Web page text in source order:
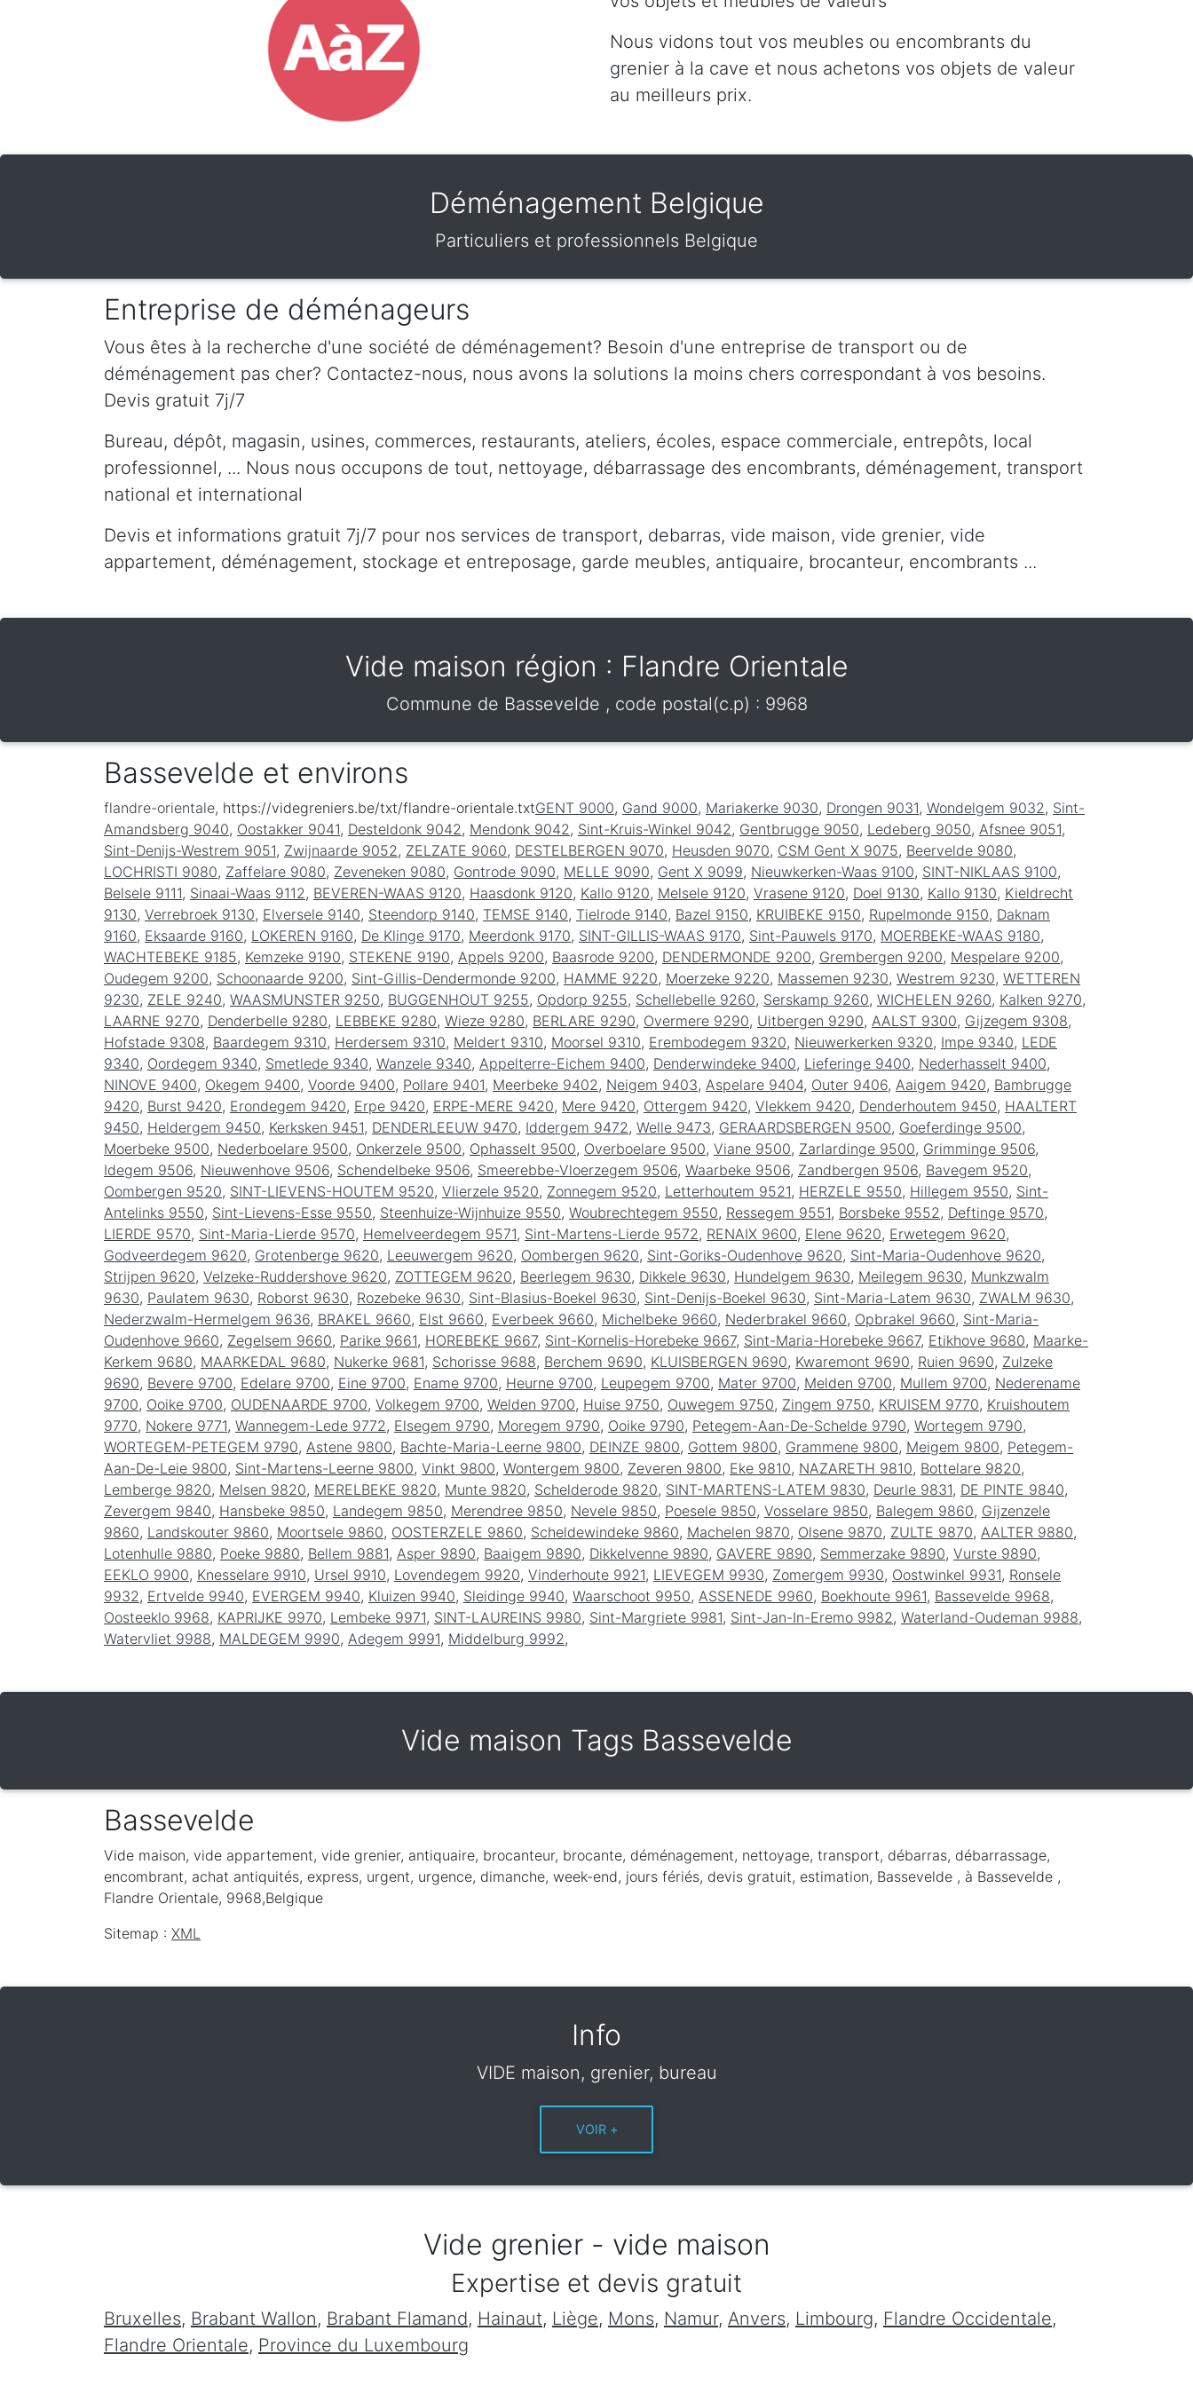
Nous vidons tout vos meubles ou encombrants du
grenier à la cave et nous achetons vos objets de valeur
au meilleurs prix.
Déménagement Belgique
Particuliers et professionnels Belgique
Entreprise de déménageurs
Vous êtes à la recherche d'une société de déménagement? Besoin d'une entreprise de transport ou de
déménagement pas cher? Contactez-nous, nous avons la solutions la moins chers correspondant à vos besoins.
Devis gratuit 7j/7
Bureau, dépôt, magasin, usines, commerces, restaurants, ateliers, écoles, espace commerciale, entrepôts, local
professionnel, ... Nous nous occupons de tout, nettoyage, débarrassage des encombrants, déménagement, transport
national et international
Devis et informations gratuit 7j/7 pour nos services de transport, debarras, vide maison, vide grenier, vide
appartement, déménagement, stockage et entreposage, garde meubles, antiquaire, brocanteur, encombrants ...
Vide maison région : Flandre Orientale
Commune de Bassevelde , code postal(c.p) : 9968
Bassevelde et environs
flandre-orientale, https://videgreniers.be/txt/flandre-orientale.txtGENT 9000, Gand 9000, Mariakerke 9030, Drongen 9031, Wondelgem 9032 , Sint-
Amandsberg 9040, Oostakker 9041, Desteldonk 9042 , Mendonk 9042 , Sint-Kruis-Winkel 9042 , Gentbrugge 9050, Ledeberg 9050, Afsnee 9051,
Sint-Denijs-Westrem 9051, Zwijnaarde 9052 , ZELZATE 9060, DESTELBERGEN 9070, Heusden 9070, CSM Gent X 9075, Beervelde 9080,
LOCHRISTI 9080, Zaffelare 9080, Zeveneken 9080, Gontrode 9090, MELLE 9090, Gent X 9099, Nieuwkerken-Waas 9100, SINT-NIKLAAS 9100,
Belsele 9111, Sinaai-Waas 9112 , BEVEREN-WAAS 9120, Haasdonk 9120, Kallo 9120, Melsele 9120, Vrasene 9120, Doel 9130, Kallo 9130, Kieldrecht
9130, Verrebroek 9130, Elversele 9140, Steendorp 9140, TEMSE 9140, Tielrode 9140, Bazel 9150, KRUIBEKE 9150, Rupelmonde 9150, Daknam
9160, Eksaarde 9160, LOKEREN 9160, De Klinge 9170, Meerdonk 9170, SINT-GILLIS-WAAS 9170, Sint-Pauwels 9170, MOERBEKE-WAAS 9180,
WACHTEBEKE 9185, Kemzeke 9190, STEKENE 9190, Appels 9200, Baasrode 9200, DENDERMONDE 9200, Grembergen 9200, Mespelare 9200,
Oudegem 9200, Schoonaarde 9200, Sint-Gillis-Dendermonde 9200, HAMME 9220, Moerzeke 9220, Massemen 9230, Westrem 9230, WETTEREN
9230, ZELE 9240, WAASMUNSTER 9250, BUGGENHOUT 9255, Opdorp 9255, Schellebelle 9260, Serskamp 9260, WICHELEN 9260, Kalken 9270,
LAARNE 9270, Denderbelle 9280, LEBBEKE 9280, Wieze 9280, BERLARE 9290, Overmere 9290, Uitbergen 9290, AALST 9300, Gijzegem 9308,
Hofstade 9308, Baardegem 9310, Herdersem 9310, Meldert 9310, Moorsel 9310, Erembodegem 9320, Nieuwerkerken 9320, Impe 9340, LEDE
9340, Oordegem 9340, Smetlede 9340, Wanzele 9340, Appelterre-Eichem 9400, Denderwindeke 9400, Lieferinge 9400, Nederhasselt 9400,
NINOVE 9400, Okegem 9400, Voorde 9400, Pollare 9401, Meerbeke 9402 , Neigem 9403, Aspelare 9404, Outer 9406, Aaigem 9420, Bambrugge
9420, Burst 9420, Erondegem 9420, Erpe 9420, ERPE-MERE 9420, Mere 9420, Ottergem 9420, Vlekkem 9420, Denderhoutem 9450, HAALTERT
9450, Heldergem 9450, Kerksken 9451, DENDERLEEUW 9470, Iddergem 9472 , Welle 9473, GERAARDSBERGEN 9500, Goeferdinge 9500,
Moerbeke 9500, Nederboelare 9500, Onkerzele 9500, Ophasselt 9500, Overboelare 9500, Viane 9500, Zarlardinge 9500, Grimminge 9506,
Idegem 9506, Nieuwenhove 9506, Schendelbeke 9506, Smeerebbe-Vloerzegem 9506, Waarbeke 9506, Zandbergen 9506, Bavegem 9520,
Oombergen 9520, SINT-LIEVENS-HOUTEM 9520, Vlierzele 9520, Zonnegem 9520, Letterhoutem 9521, HERZELE 9550, Hillegem 9550, Sint-
Antelinks 9550, Sint-Lievens-Esse 9550, Steenhuize-Wijnhuize 9550, Woubrechtegem 9550, Ressegem 9551, Borsbeke 9552 , Deftinge 9570,
LIERDE 9570, Sint-Maria-Lierde 9570, Hemelveerdegem 9571, Sint-Martens-Lierde 9572 , RENAIX 9600, Elene 9620, Erwetegem 9620,
Godveerdegem 9620, Grotenberge 9620, Leeuwergem 9620, Oombergen 9620, Sint-Goriks-Oudenhove 9620, Sint-Maria-Oudenhove 9620,
Strijpen 9620, Velzeke-Ruddershove 9620, ZOTTEGEM 9620, Beerlegem 9630, Dikkele 9630, Hundelgem 9630, Meilegem 9630, Munkzwalm
9630, Paulatem 9630, Roborst 9630, Rozebeke 9630, Sint-Blasius-Boekel 9630, Sint-Denijs-Boekel 9630, Sint-Maria-Latem 9630, ZWALM 9630,
Nederzwalm-Hermelgem 9636, BRAKEL 9660, Elst 9660, Everbeek 9660, Michelbeke 9660, Nederbrakel 9660, Opbrakel 9660, Sint-Maria-
Oudenhove 9660, Zegelsem 9660, Parike 9661, HOREBEKE 9667, Sint-Kornelis-Horebeke 9667, Sint-Maria-Horebeke 9667, Etikhove 9680, Maarke-
Kerkem 9680, MAARKEDAL 9680, Nukerke 9681, Schorisse 9688, Berchem 9690, KLUISBERGEN 9690, Kwaremont 9690, Ruien 9690, Zulzeke
9690, Bevere 9700, Edelare 9700, Eine 9700, Ename 9700, Heurne 9700, Leupegem 9700, Mater 9700, Melden 9700, Mullem 9700, Nederename
9700, Ooike 9700, OUDENAARDE 9700, Volkegem 9700, Welden 9700, Huise 9750, Ouwegem 9750, Zingem 9750, KRUISEM 9770, Kruishoutem
9770, Nokere 9771, Wannegem-Lede 9772 , Elsegem 9790, Moregem 9790, Ooike 9790, Petegem-Aan-De-Schelde 9790, Wortegem 9790,
WORTEGEM-PETEGEM 9790, Astene 9800, Bachte-Maria-Leerne 9800, DEINZE 9800, Gottem 9800, Grammene 9800, Meigem 9800, Petegem-
Aan-De-Leie 9800, Sint-Martens-Leerne 9800, Vinkt 9800, Wontergem 9800, Zeveren 9800, Eke 9810, NAZARETH 9810, Bottelare 9820,
Lemberge 9820, Melsen 9820, MERELBEKE 9820, Munte 9820, Schelderode 9820, SINT-MARTENS-LATEM 9830, Deurle 9831, DE PINTE 9840,
Zevergem 9840, Hansbeke 9850, Landegem 9850, Merendree 9850, Nevele 9850, Poesele 9850, Vosselare 9850, Balegem 9860, Gijzenzele
9860, Landskouter 9860, Moortsele 9860, OOSTERZELE 9860, Scheldewindeke 9860, Machelen 9870, Olsene 9870, ZULTE 9870, AALTER 9880,
Lotenhulle 9880, Poeke 9880, Bellem 9881, Asper 9890, Baaigem 9890, Dikkelvenne 9890, GAVERE 9890, Semmerzake 9890, Vurste 9890,
EEKLO 9900, Knesselare 9910, Ursel 9910, Lovendegem 9920, Vinderhoute 9921, LIEVEGEM 9930, Zomergem 9930, Oostwinkel 9931, Ronsele
9932 , Ertvelde 9940, EVERGEM 9940, Kluizen 9940, Sleidinge 9940, Waarschoot 9950, ASSENEDE 9960, Boekhoute 9961, Bassevelde 9968,
Oosteeklo 9968, KAPRIJKE 9970, Lembeke 9971, SINT-LAUREINS 9980, Sint-Margriete 9981, Sint-Jan-In-Eremo 9982 , Waterland-Oudeman 9988,
Watervliet 9988, MALDEGEM 9990, Adegem 9991, Middelburg 9992 ,
Vide maison Tags Bassevelde
Bassevelde
Vide maison, vide appartement, vide grenier, antiquaire, brocanteur, brocante, déménagement, nettoyage, transport, débarras, débarrassage,
encombrant, achat antiquités, express, urgent, urgence, dimanche, week-end, jours fériés, devis gratuit, estimation, Bassevelde , à Bassevelde ,
Flandre Orientale, 9968,Belgique
Sitemap : XML
Info
VIDE maison, grenier, bureau
Vide grenier - vide maison
Expertise et devis gratuit
Bruxelles, Brabant Wallon, Brabant Flamand, Hainaut, Liège, Mons, Namur, Anvers, Limbourg, Flandre Occidentale,
Flandre Orientale, Province du Luxembourg